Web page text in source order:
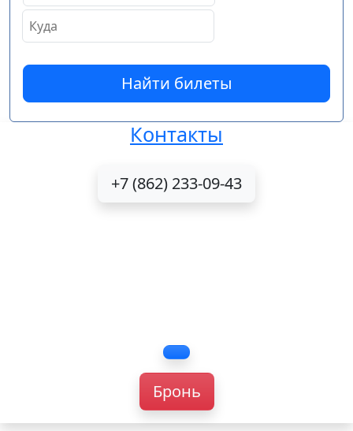
Найти билеты
Контакты
+7 (862) 233-09-43
Бронь